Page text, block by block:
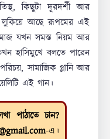
কিছুটা দূরদর্শী আর
লুকিয়ে আছে রূপমের এই
যখন সমস্ত নিয়ম আর
হাসিমুখে বলতে পারেন
সামাজিক গ্লানি আর
এই গান।
পাঠাতে চান?
-এ।